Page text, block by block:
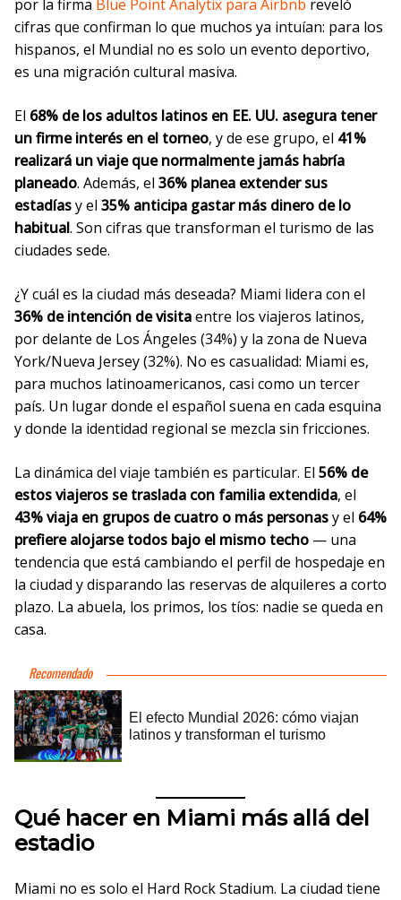
por la firma Blue Point Analytix para Airbnb reveló
cifras que confirman lo que muchos ya intuían: para los
hispanos, el Mundial no es solo un evento deportivo,
es una migración cultural masiva.
El 68% de los adultos latinos en EE. UU. asegura tener
un firme interés en el torneo, y de ese grupo, el 41%
realizará un viaje que normalmente jamás habría
planeado. Además, el 36% planea extender sus
estadíasy el 35% anticipa gastar más dinero de lo
habitual. Son cifras que transforman el turismo de las
ciudades sede.
¿Y cuál es la ciudad más deseada? Miami lidera con el
36% de intención de visitaentre los viajeros latinos,
por delante de Los Ángeles (34%) y la zona de Nueva
York/Nueva Jersey (32%). No es casualidad: Miami es,
para muchos latinoamericanos, casi como un tercer
país. Un lugar donde el español suena en cada esquina
y donde la identidad regional se mezcla sin fricciones.
La dinámica del viaje también es particular. El 56% de
estos viajeros se traslada con familia extendida, el
43% viaja en grupos de cuatro o más personasy el 64%
prefiere alojarse todos bajo el mismo techo — una
tendencia que está cambiando el perfil de hospedaje en
la ciudad y disparando las reservas de alquileres a corto
plazo. La abuela, los primos, los tíos: nadie se queda en
casa.
Qué hacer en Miami más allá del
estadio
Miami no es solo el Hard Rock Stadium. La ciudad tiene